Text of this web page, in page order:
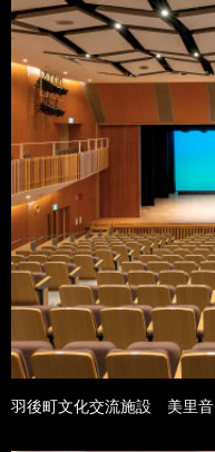
羽後町文化交流施設 美里音